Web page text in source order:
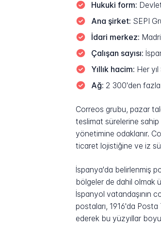
Hukuki form:
Ana şirket: SEPI
İdari merkez:
Çalışan sayısı:
Yıllık hacim: Her
Ağ: 2 300'den
Correos grubu, pazar
teslimat sürelerine
yönetimine odaklanır.
ticaret lojistiğine ve iz
İspanya'da belirlenmiş
bölgeler de dahil olmak
İspanyol vatandaşının
postaları, 1916'da
ederek bu yüzyıllar